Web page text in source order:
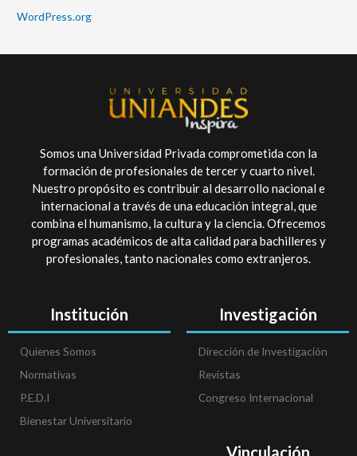
WordPress.org
Somos una Universidad Privada comprometida con la
formación de profesionales de tercer y cuarto nivel.
Nuestro propósito es contribuir al desarrollo nacional e
internacional a través de una educación integral, que
combina el humanismo, la cultura y la ciencia. Ofrecemos
programas académicos de alta calidad para bachilleres y
profesionales, tanto nacionales como extranjeros.
Institución
Quienes Somos
Normativas
P.E.D.I
Bienestar Universitario
Investigación
Dirección de Investigación
Revistas
Congreso Internacional
Vinculación